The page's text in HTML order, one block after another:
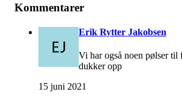
Kommentarer
Erik Rytter Jakobsen
Vi har også noen pølser til
dukker opp
15 juni 2021